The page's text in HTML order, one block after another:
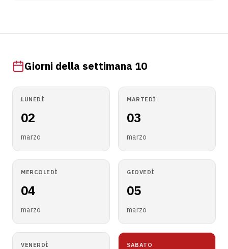
Giorni della settimana 10
LUNEDÌ
02
marzo
MARTEDÌ
03
marzo
MERCOLEDÌ
04
marzo
GIOVEDÌ
05
marzo
VENERDÌ SABATO